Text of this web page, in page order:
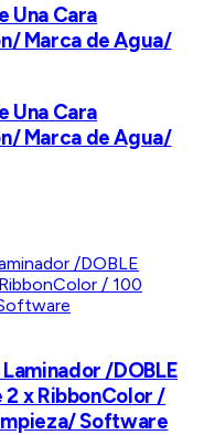
Una Cara
Marca de Agua/
Una Cara
Marca de Agua/
/DOBLE
x RibbonColor /
Software